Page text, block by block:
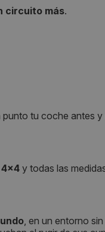
circuito más.
tu coche antes
y todas las
, en un entorno